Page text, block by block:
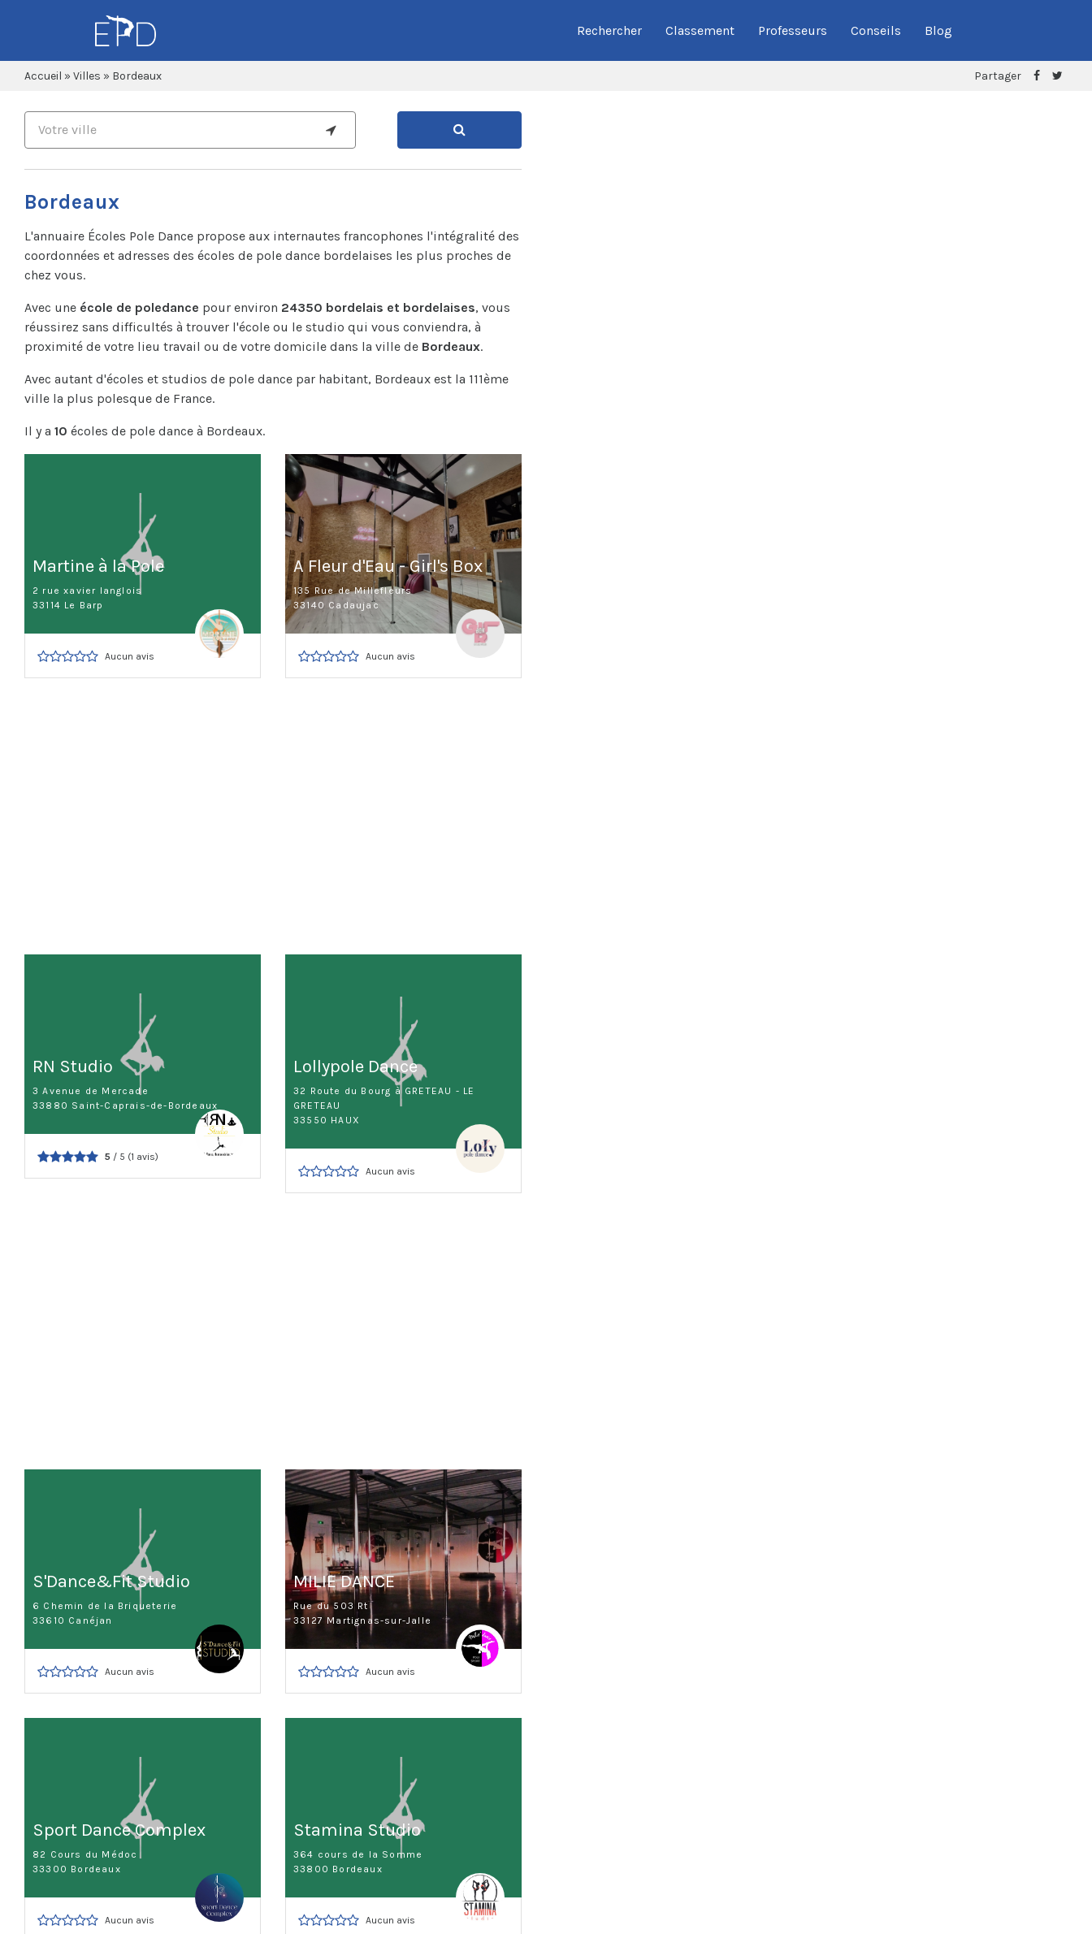
Rechercher Classement Professeurs Conseils Blog
Accueil » Villes » Bordeaux Partager
Bordeaux
L'annuaire Écoles Pole Dance propose aux internautes francophones l'intégralité des
coordonnées et adresses des écoles de pole dance bordelaises les plus proches de
chez vous.
Avec une école de poledance pour environ 24350 bordelais et bordelaises, vous
réussirez sans difficultés à trouver l'école ou le studio qui vous conviendra, à
proximité de votre lieu travail ou de votre domicile dans la ville de Bordeaux.
Avec autant d'écoles et studios de pole dance par habitant, Bordeaux est la 111ème
ville la plus polesque de France.
Il y a 10 écoles de pole dance à Bordeaux.
Martine à la Pole
2 rue xavier langlois
33114 Le Barp
Aucun avis
A Fleur d'Eau - Girl's Box
135 Rue de Millefleurs
33140 Cadaujac
Aucun avis
RN Studio
3 Avenue de Mercade
33880 Saint-Caprais-de-Bordeaux
5 / 5 (1 avis)
Lollypole Dance
32 Route du Bourg à GRETEAU - LE
GRETEAU
33550 HAUX
Aucun avis
S'Dance&Fit Studio
6 Chemin de la Briqueterie
33610 Canéjan
Aucun avis
MILIE DANCE
Rue du 503 Rt
33127 Martignas-sur-Jalle
Aucun avis
Sport Dance Complex
82 Cours du Médoc
33300 Bordeaux
Aucun avis
Stamina Studio
364 cours de la Somme
33800 Bordeaux
Aucun avis